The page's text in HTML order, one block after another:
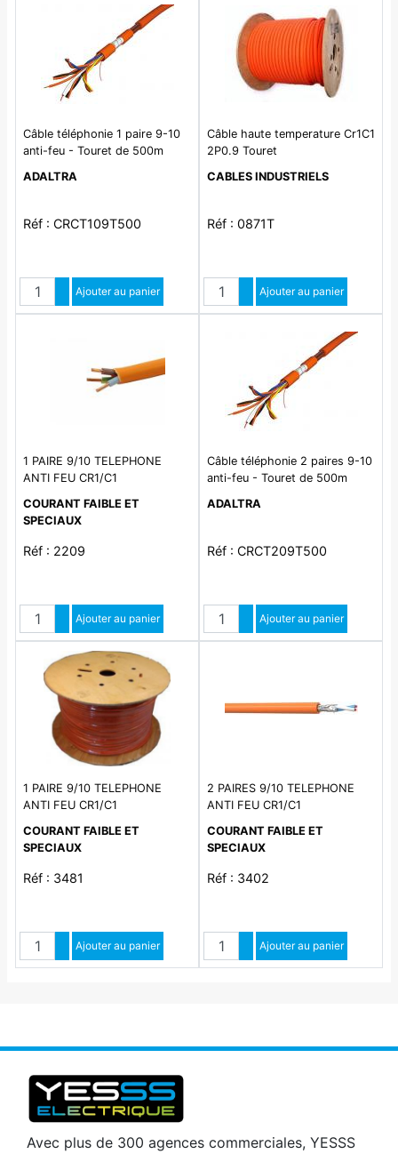
Câble téléphonie 1 paire 9-10
anti-feu - Touret de 500m
ADALTRA
Réf : CRCT109T500
QuantitéAugmenter quantité
Diminuer quantité
Ajouter au panier
Câble haute temperature Cr1C1
2P0.9 Touret
CABLES INDUSTRIELS
Réf : 0871T
QuantitéAugmenter quantité
Diminuer quantité
Ajouter au panier
1 PAIRE 9/10 TELEPHONE
ANTI FEU CR1/C1
COURANT FAIBLE ET
SPECIAUX
Réf : 2209
QuantitéAugmenter quantité
Diminuer quantité
Ajouter au panier
Câble téléphonie 2 paires 9-10
anti-feu - Touret de 500m
ADALTRA
Réf : CRCT209T500
QuantitéAugmenter quantité
Diminuer quantité
Ajouter au panier
1 PAIRE 9/10 TELEPHONE
ANTI FEU CR1/C1
COURANT FAIBLE ET
SPECIAUX
Réf : 3481
QuantitéAugmenter quantité
Diminuer quantité
Ajouter au panier
2 PAIRES 9/10 TELEPHONE
ANTI FEU CR1/C1
COURANT FAIBLE ET
SPECIAUX
Réf : 3402
QuantitéAugmenter quantité
Diminuer quantité
Ajouter au panier
Avec plus de 300 agences commerciales, YESSS